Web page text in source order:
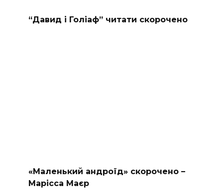
“Давид і Голіаф” читати скорочено
«Маленький андроїд» скорочено –
Марісса Маєр